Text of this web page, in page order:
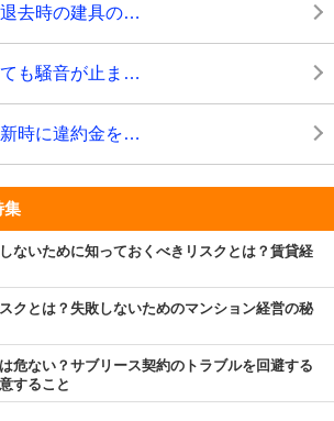
去時の建具の…
も騒音が止ま…
時に違約金を…
集
ないために知っておくべきリスクとは？賃貸経
クとは？失敗しないためのマンション経営の秘
危ない？サブリース契約のトラブルを回避する
すること